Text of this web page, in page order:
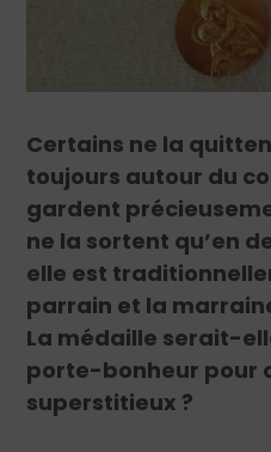
Certains ne la
toujours autour du
gardent
ne la sortent qu’en
elle est
parrain et la
La médaille serait-
porte-bonheur pour
superstitieux ?